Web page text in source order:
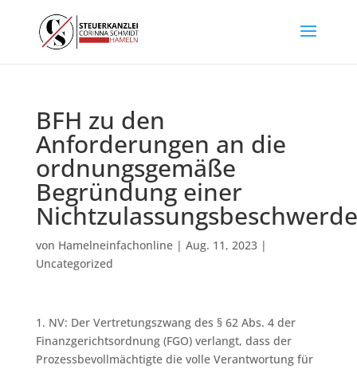
BFH zu den
Anforderungen an die
ordnungsgemäße
Begründung einer
Nichtzulassungsbeschwerde
von Hamelneinfachonline| Aug. 11, 2023|
Uncategorized
1. NV: Der Vertretungszwang des § 62 Abs. 4 der
Finanzgerichtsordnung (FGO) verlangt, dass der
Prozessbevollmächtigte die volle Verantwortung für